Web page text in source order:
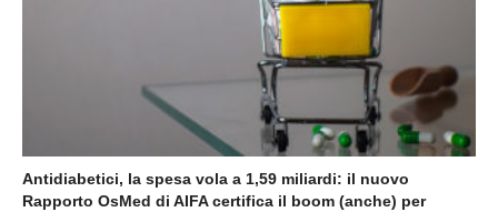
Antidiabetici, la spesa vola a 1,59 miliardi: il nuovo
Rapporto OsMed di AIFA certifica il boom (anche) per